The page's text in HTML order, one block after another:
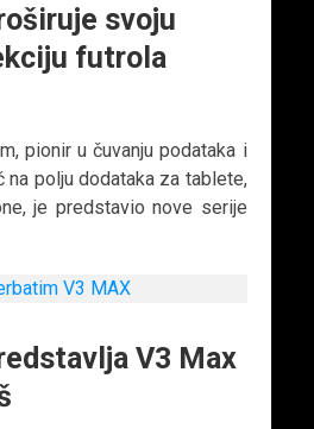
svoju
futrola
pionir u čuvanju podataka i
na polju dodataka za tablete,
je predstavio nove serije
V3 Max